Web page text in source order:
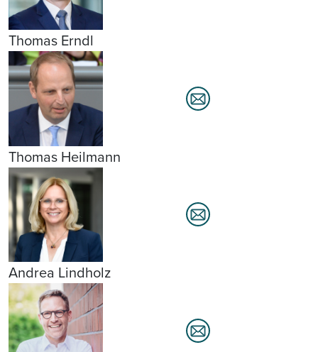
Thomas Erndl
Thomas Heilmann
Andrea Lindholz